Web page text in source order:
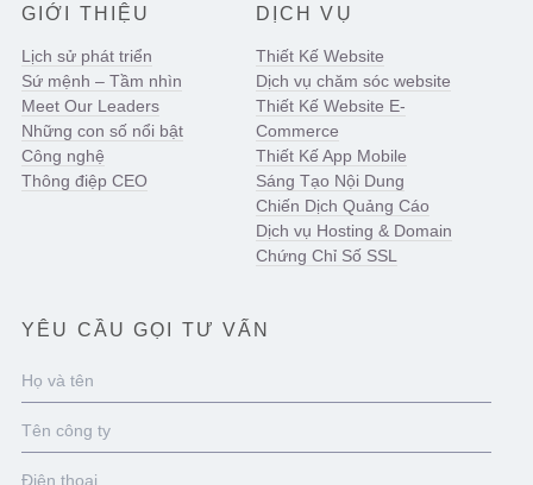
GIỚI THIỆU
Lịch sử phát triển
Sứ mệnh – Tầm nhìn
Meet Our Leaders
Những con số nổi bật
Công nghệ
Thông điệp CEO
DỊCH VỤ
Thiết Kế Website
Dịch vụ chăm sóc website
Thiết Kế Website E-
Commerce
Thiết Kế App Mobile
Sáng Tạo Nội Dung
Chiến Dịch Quảng Cáo
Dịch vụ Hosting & Domain
Chứng Chỉ Số SSL
YÊU CẦU GỌI TƯ VẤN